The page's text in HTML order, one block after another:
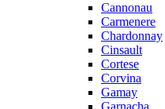
Cannonau
Carmenere
Chardonnay
Cinsault
Cortese
Corvina
Gamay
Garnacha